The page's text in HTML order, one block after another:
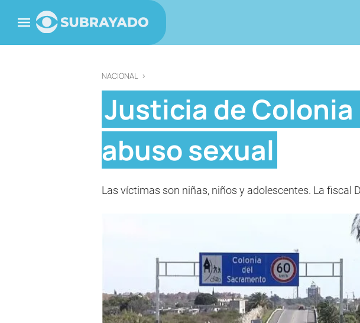
NACIONAL >
Justicia de
abuso sexual
Las víctimas son niñas, niños y adolescentes. La fiscal